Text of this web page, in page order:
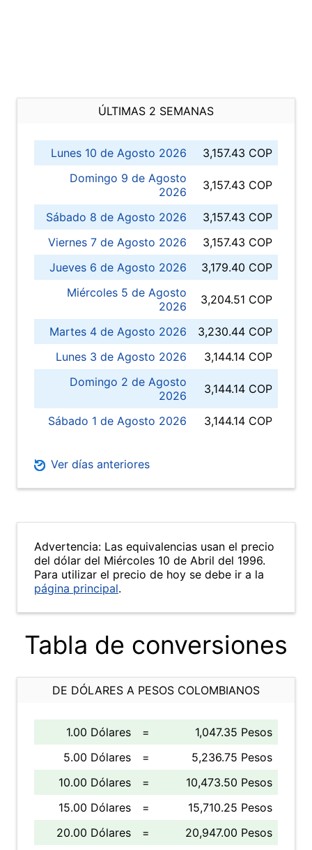
ÚLTIMAS 2 SEMANAS
Lunes 10 de Agosto 2026
3,157.43 COP
Domingo 9 de Agosto
2026
3,157.43 COP
Sábado 8 de Agosto 2026
3,157.43 COP
Viernes 7 de Agosto 2026
3,157.43 COP
Jueves 6 de Agosto 2026
3,179.40 COP
Miércoles 5 de Agosto
2026
3,204.51 COP
Martes 4 de Agosto 2026
3,230.44 COP
Lunes 3 de Agosto 2026
3,144.14 COP
Domingo 2 de Agosto
2026
3,144.14 COP
Sábado 1 de Agosto 2026 3,144.14 COP
Ver días anteriores
Advertencia: Las equivalencias usan el precio
del dólar del Miércoles 10 de Abril del 1996.
Para utilizar el precio de hoy se debe ir a la
página principal.
Tabla de conversiones
DE DÓLARES A PESOS COLOMBIANOS
1.00 Dólares =
1,047.35 Pesos
5.00 Dólares
=
5,236.75 Pesos
10.00 Dólares
=
10,473.50 Pesos
15.00 Dólares
=
15,710.25 Pesos
20.00 Dólares
=
20,947.00 Pesos